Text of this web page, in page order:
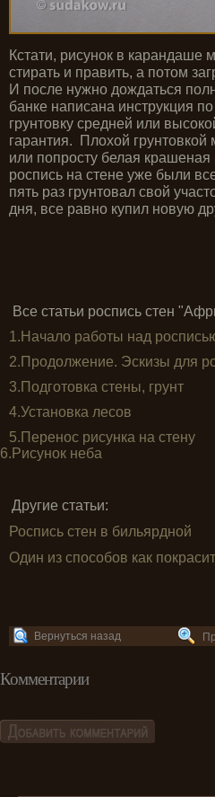
Кстати, рисунок в карандаше
стирать и править, а потом
И после нужно дождаться
банке написана инструкция
грунтовку средней или
гарантия. Плохой грунтовкой
или попросту белая крашеная
роспись на стене уже были
пять раз грунтовал свой
дня, все равно купил новую
Все статьи роспись стен
1.Начало работы над
2.Продолжение. Эскизы для
3.Подготовка стены, грунт
4.Установка лесов
5.Перенос рисунка на стену
6.Рисунок неба
Другие статьи:
Роспись стен в бильярдной
Один из способов как
Вернуться назад
Комментарии